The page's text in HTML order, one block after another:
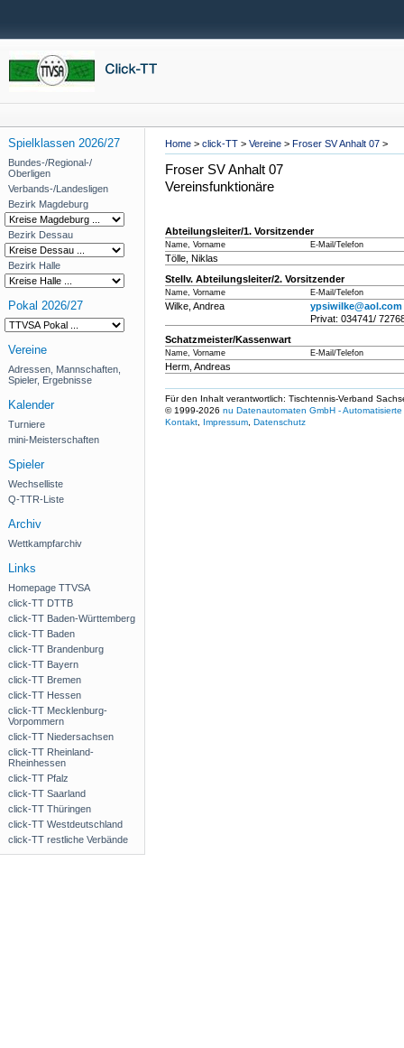
Home > click-TT > Vereine > Froser SV Anhalt 07 >
Spielklassen 2026/27
Bundes-/Regional-/
Oberligen
Verbands-/Landesligen
Bezirk Magdeburg
Bezirk Dessau
Bezirk Halle
Pokal 2026/27
Vereine
Adressen, Mannschaften,
Spieler, Ergebnisse
Kalender
Turniere
mini-Meisterschaften
Spieler
Wechselliste
Q-TTR-Liste
Archiv
Wettkampfarchiv
Links
Homepage TTVSA
click-TT DTTB
click-TT Baden-Württemberg
click-TT Baden
click-TT Brandenburg
click-TT Bayern
click-TT Bremen
click-TT Hessen
click-TT Mecklenburg-
Vorpommern
click-TT Niedersachsen
click-TT Rheinland-
Rheinhessen
click-TT Pfalz
click-TT Saarland
click-TT Thüringen
click-TT Westdeutschland
click-TT restliche Verbände
Froser SV Anhalt 07
Vereinsfunktionäre
Abteilungsleiter/1. Vorsitzender
Name, Vorname E-Mail/Telefon
Tölle, Niklas
Stellv. Abteilungsleiter/2. Vorsitzender
Name, Vorname E-Mail/Telefon
Wilke, Andrea
ypsiwilke@aol.com
Privat: 034741/
Schatzmeister/Kassenwart
Name, Vorname E-Mail/Telefon
Herm, Andreas
Für den Inhalt verantwortlich: Tischtennis-Verband
© 1999-2026 nu Datenautomaten GmbH -
Kontakt
Impressum Datenschutz